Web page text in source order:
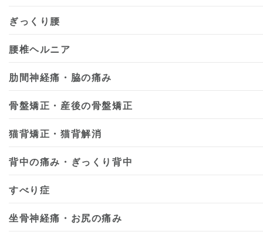
ぎっくり腰
腰椎ヘルニア
肋間神経痛・脇の痛み
骨盤矯正・産後の骨盤矯正
猫背矯正・猫背解消
背中の痛み・ぎっくり背中
すべり症
坐骨神経痛・お尻の痛み